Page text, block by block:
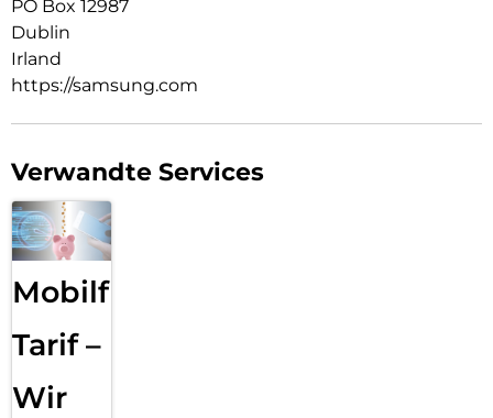
PO Box 12987
Dublin
Irland
https://samsung.com
Verwandte Services
Mobilfunk
Tarif –
Wir